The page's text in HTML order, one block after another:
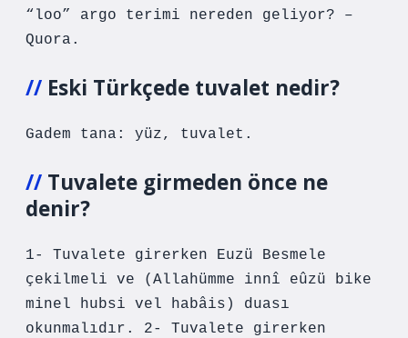
“loo” argo terimi nereden geliyor? –
Quora.
Eski Türkçede tuvalet nedir?
Gadem tana: yüz, tuvalet.
Tuvalete girmeden önce ne
denir?
1- Tuvalete girerken Euzü Besmele
çekilmeli ve (Allahümme innî eûzü bike
minel hubsi vel habâis) duası
okunmalıdır. 2- Tuvalete girerken